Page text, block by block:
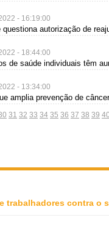
- 16:19:00
questiona autorização de
- 18:44:00
de saúde individuais têm
- 13:34:00
amplia prevenção de
31 32 33 34 35 36 37 38 39
trabalhadores contra o